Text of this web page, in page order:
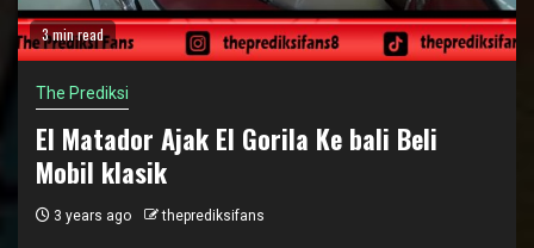
3 min read
The Prediksi
El Matador Ajak El Gorila Ke bali Beli
Mobil klasik
3 years ago theprediksifans